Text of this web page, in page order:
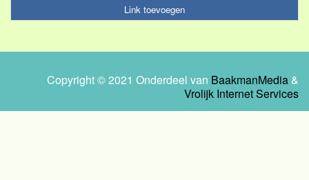
Link toevoegen
Copyright © 2021 Onderdeel van BaakmanMedia &
Vrolijk Internet Services